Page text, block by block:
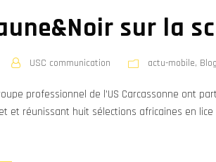
sur la
USC communication actu-mobile, Blog
professionnel de l’US Carcassonne ont
et réunissant huit sélections africaines en